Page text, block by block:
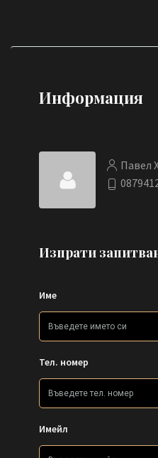
Информация
Павел
Изпрати
Име
Тел. номер
Имейл